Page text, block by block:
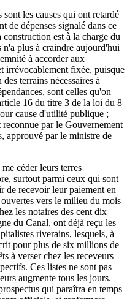
les causes qui ont retardé
de dépenses signalé dans ce
est à la charge du
plus à craindre aujourd'hui
à accorder aux
irrévocablement fixée, puisque
terrains nécessaires à
sont celles qu'on
16 du titre 3 de la loi du 8
cause d'utilité publique ;
par le Gouvernement
approuvé par le ministre de
céder leurs terres
surtout parmi ceux qui sont
de recevoir leur paiement en
vers le milieu du mois
les notaires des cent dix
du Canal, ont déjà reçu les
riverains, lesquels, à
pour plus de six millions de
à verser chez les receveurs
Ces listes ne sont pas
augmente tous les jours.
qui paraîtra en temps